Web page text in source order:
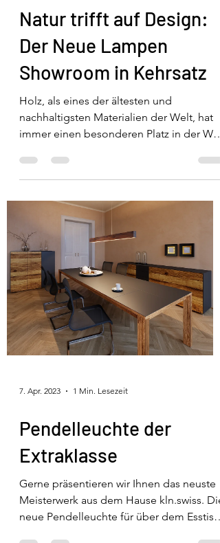
Natur trifft auf Design:
Der Neue Lampen
Showroom in Kehrsatz
Holz, als eines der ältesten und
nachhaltigsten Materialien der Welt, hat
immer einen besonderen Platz in der Welt
7. Apr. 2023 1 Min. Lesezeit
Pendelleuchte der
Extraklasse
Gerne präsentieren wir Ihnen das neuste
Meisterwerk aus dem Hause kln.swiss. Die
neue Pendelleuchte für über dem Esstisch